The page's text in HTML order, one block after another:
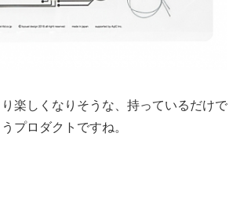
楽しくなりそうな、持っているだけで
プロダクトですね。